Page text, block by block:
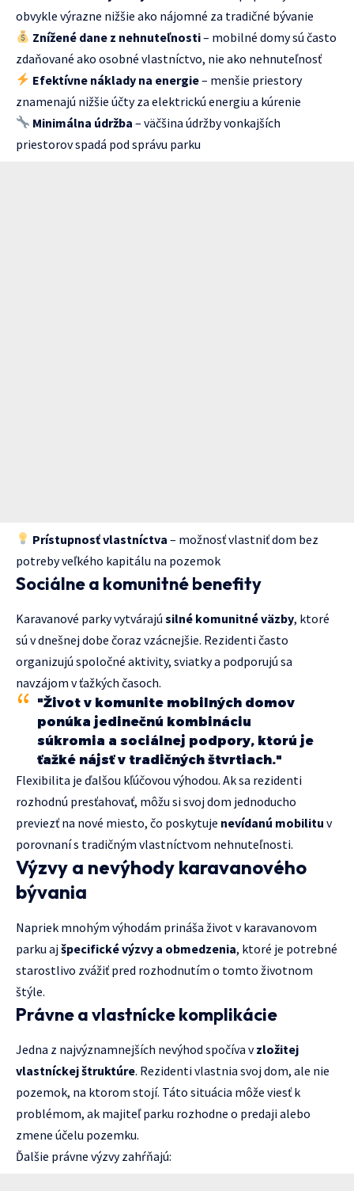
obvykle výrazne nižšie ako nájomné za tradičné bývanie
Znížené dane z nehnuteľnosti– mobilné domy sú často
zdaňované ako osobné vlastníctvo, nie ako nehnuteľnosť
Efektívne náklady na energie– menšie priestory
znamenajú nižšie účty za elektrickú energiu a kúrenie
Minimálna údržba – väčšina údržby vonkajších
priestorov spadá pod správu parku
Prístupnosť vlastníctva – možnosť vlastniť dom bez
potreby veľkého kapitálu na pozemok
Sociálne a komunitné benefity
Karavanové parky vytvárajú silné komunitné väzby, ktoré
sú v dnešnej dobe čoraz vzácnejšie. Rezidenti často
organizujú spoločné aktivity, sviatky a podporujú sa
navzájom v ťažkých časoch.
"Život v komunite mobilných domov
ponúka jedinečnú kombináciu
súkromia a sociálnej podpory, ktorú je
ťažké nájsť v tradičných štvrtiach."
Flexibilita je ďalšou kľúčovou výhodou. Ak sa rezidenti
rozhodnú presťahovať, môžu si svoj dom jednoducho
previezť na nové miesto, čo poskytuje nevídanú mobilitu v
porovnaní s tradičným vlastníctvom nehnuteľnosti.
Výzvy a nevýhody karavanového
bývania
Napriek mnohým výhodám prináša život v karavanovom
parku ajšpecifické výzvy a obmedzenia, ktoré je potrebné
starostlivo zvážiť pred rozhodnutím o tomto životnom
štýle.
Právne a vlastnícke komplikácie
Jedna z najvýznamnejších nevýhod spočíva vzložitej
vlastníckej štruktúre. Rezidenti vlastnia svoj dom, ale nie
pozemok, na ktorom stojí. Táto situácia môže viesť k
problémom, ak majiteľ parku rozhodne o predaji alebo
zmene účelu pozemku.
Ďalšie právne výzvy zahŕňajú: